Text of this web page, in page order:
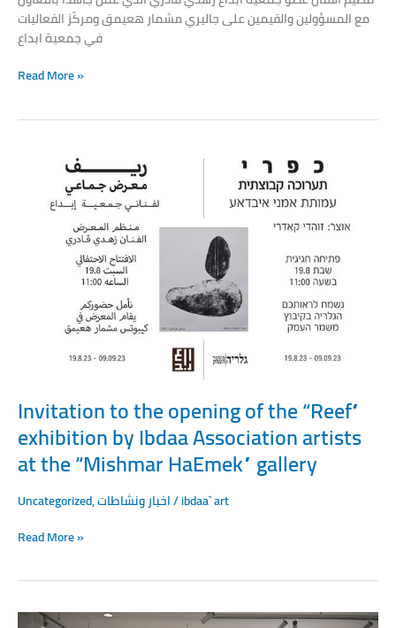
مع المسؤولين والقيمين على جاليري مشمار هعيمق ومركّز الفعاليات
في جمعية ابداع
Read More »
Invitation to the opening of the “Reef”
exhibition by Ibdaa Association artists
at the “Mishmar HaEmek” gallery
Uncategorized,اخبار ونشاطات/ibdaa` art
Invitation
opening
Association
the
“Mishmar
HaEmek”
gallery
Read More »
Ibdaa